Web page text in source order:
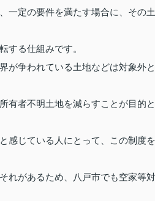
一定の要件を満たす場合に、その土
する仕組みです。
が争われている土地などは対象外と
有者不明土地を減らすことが目的と
感じている人にとって、この制度を
れがあるため、八戸市でも空家等対